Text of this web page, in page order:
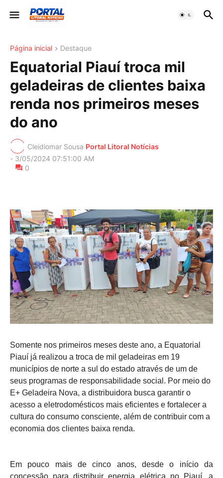
Página inicial Destaque
Equatorial Piauí troca mil
geladeiras de clientes baixa
renda nos primeiros meses
do ano
Cleidiomar Sousa Portal Litoral Notícias
- 3/05/2024 07:51:00 AM
0
Somente nos primeiros meses deste ano, a Equatorial
Piauí já realizou a troca de mil geladeiras em 19
municípios de norte a sul do estado através de um de
seus programas de responsabilidade social. Por meio do
E+ Geladeira Nova, a distribuidora busca garantir o
acesso a eletrodomésticos mais eficientes e fortalecer a
cultura do consumo consciente, além de contribuir com a
economia dos clientes baixa renda.
Em pouco mais de cinco anos, desde o início da
concessão para distribuir energia elétrica no Piauí, a